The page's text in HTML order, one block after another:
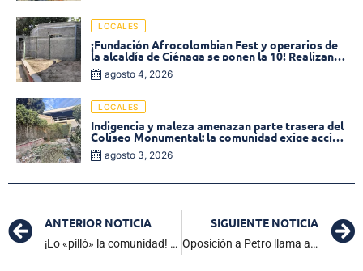
LOCALES
¡Fundación Afrocolombian Fest y operarios de
la alcaldía de Ciénaga se ponen la 10! Realizan
limpieza de la parte posterior del Coliseo
Monumental
agosto 4, 2026
LOCALES
Indigencia y maleza amenazan parte trasera del
Coliseo Monumental: la comunidad exige acción
inmediata!
agosto 3, 2026
ANTERIOR NOTICIA
¡Lo «pilló» la comunidad! Presunto sicario del alcalde de Santa Barbara de Pinto
SIGUIENTE NOTICIA
Oposición a Petro llama a marcha en Colombia. ¡No te pierdas los videos impactantes!»